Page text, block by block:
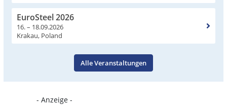
EuroSteel 2026
16. – 18.09.2026
Krakau, Poland
Alle Veranstaltungen
- Anzeige -